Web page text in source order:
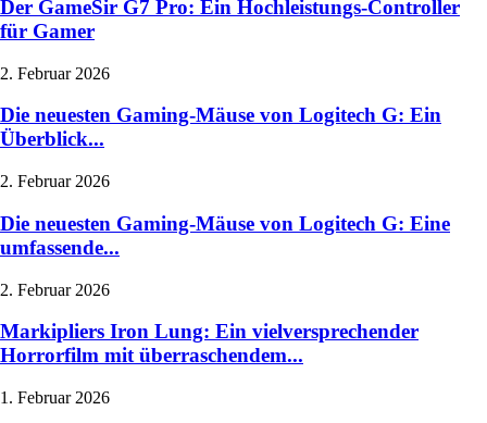
Der GameSir G7 Pro: Ein Hochleistungs-Controller
für Gamer
2. Februar 2026
Die neuesten Gaming-Mäuse von Logitech G: Ein
Überblick...
2. Februar 2026
Die neuesten Gaming-Mäuse von Logitech G: Eine
umfassende...
2. Februar 2026
Markipliers Iron Lung: Ein vielversprechender
Horrorfilm mit überraschendem...
1. Februar 2026